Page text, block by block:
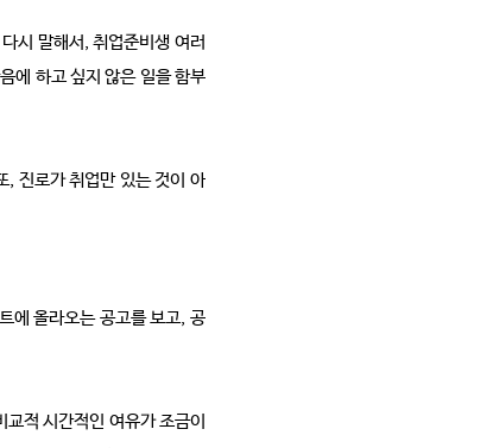
시 말해서, 취업준비생 여러
에 하고 싶지 않은 일을 함부
, 진로가 취업만 있는 것이 아
에 올라오는 공고를 보고, 공
적 시간적인 여유가 조금이